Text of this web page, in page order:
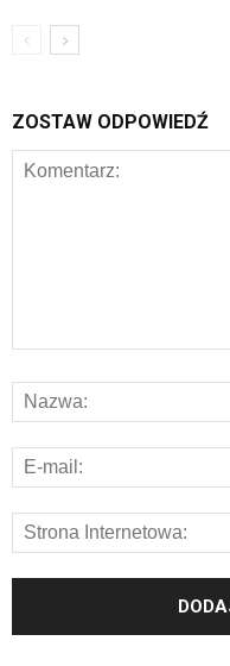
ZOSTAW ODPOWIEDŹ